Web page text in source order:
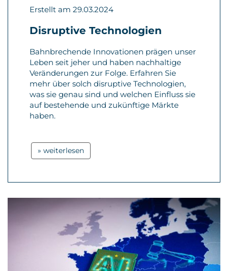
Erstellt am 29.03.2024
Disruptive Technologien
Bahnbrechende Innovationen prägen unser
Leben seit jeher und haben nachhaltige
Veränderungen zur Folge. Erfahren Sie
mehr über solch disruptive Technologien,
was sie genau sind und welchen Einfluss sie
auf bestehende und zukünftige Märkte
haben.
» weiterlesen